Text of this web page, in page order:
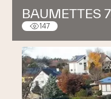
BAUMETTES
147